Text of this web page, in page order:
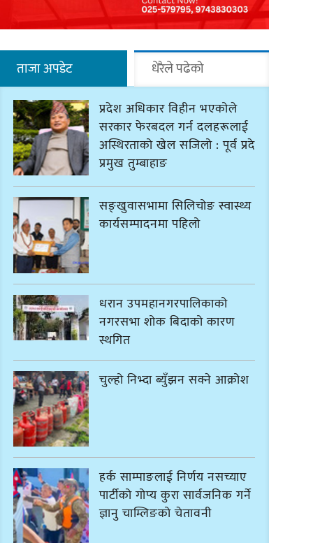
ताजा अपडेट धेरैले पढेको
प्रदेश अधिकार विहीन भएकोले
सरकार फेरबदल गर्न दलहरूलाई
अस्थिरताको खेल सजिलो : पूर्व प्रदेश
प्रमुख तुम्बाहाङ
सङ्खुवासभामा सिलिचोङ स्वास्थ्य
कार्यसम्पादनमा पहिलो
धरान उपमहानगरपालिकाको
नगरसभा शोक बिदाको कारण
स्थगित
चुल्हो निभ्दा ब्युँझन सक्ने आक्रोश
हर्क साम्पाङलाई निर्णय नसच्याए
पार्टीको गोप्य कुरा सार्वजनिक गर्ने
ज्ञानु चाम्लिङको चेतावनी